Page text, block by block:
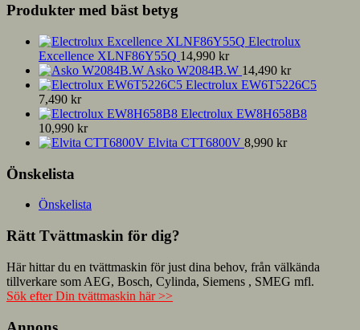
Produkter med bäst betyg
Electrolux
Excellence XLNF86Y55Q 14,990 kr
Asko W2084B.W 14,490 kr
Electrolux EW6T5226C5
7,490 kr
Electrolux EW8H658B8
10,990 kr
Elvita CTT6800V 8,990 kr
Önskelista
Önskelista
Rätt Tvättmaskin för dig?
Här hittar du en tvättmaskin för just dina behov, från välkända
tillverkare som AEG, Bosch, Cylinda, Siemens , SMEG mfl.
Sök efter Din tvättmaskin här >>